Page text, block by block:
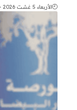
الأربعاء 5 غشت 2026 - 23:24